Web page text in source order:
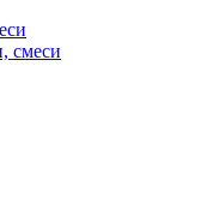
смеси